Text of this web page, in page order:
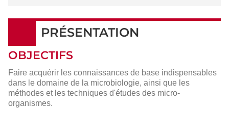
PRÉSENTATION
OBJECTIFS
Faire acquérir les connaissances de base indispensables
dans le domaine de la microbiologie, ainsi que les
méthodes et les techniques d'études des micro-
organismes.